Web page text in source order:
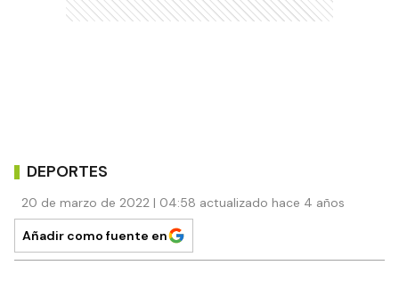
DEPORTES
20 de marzo de 2022 | 04:58 actualizado hace 4 años
Añadir como fuente en